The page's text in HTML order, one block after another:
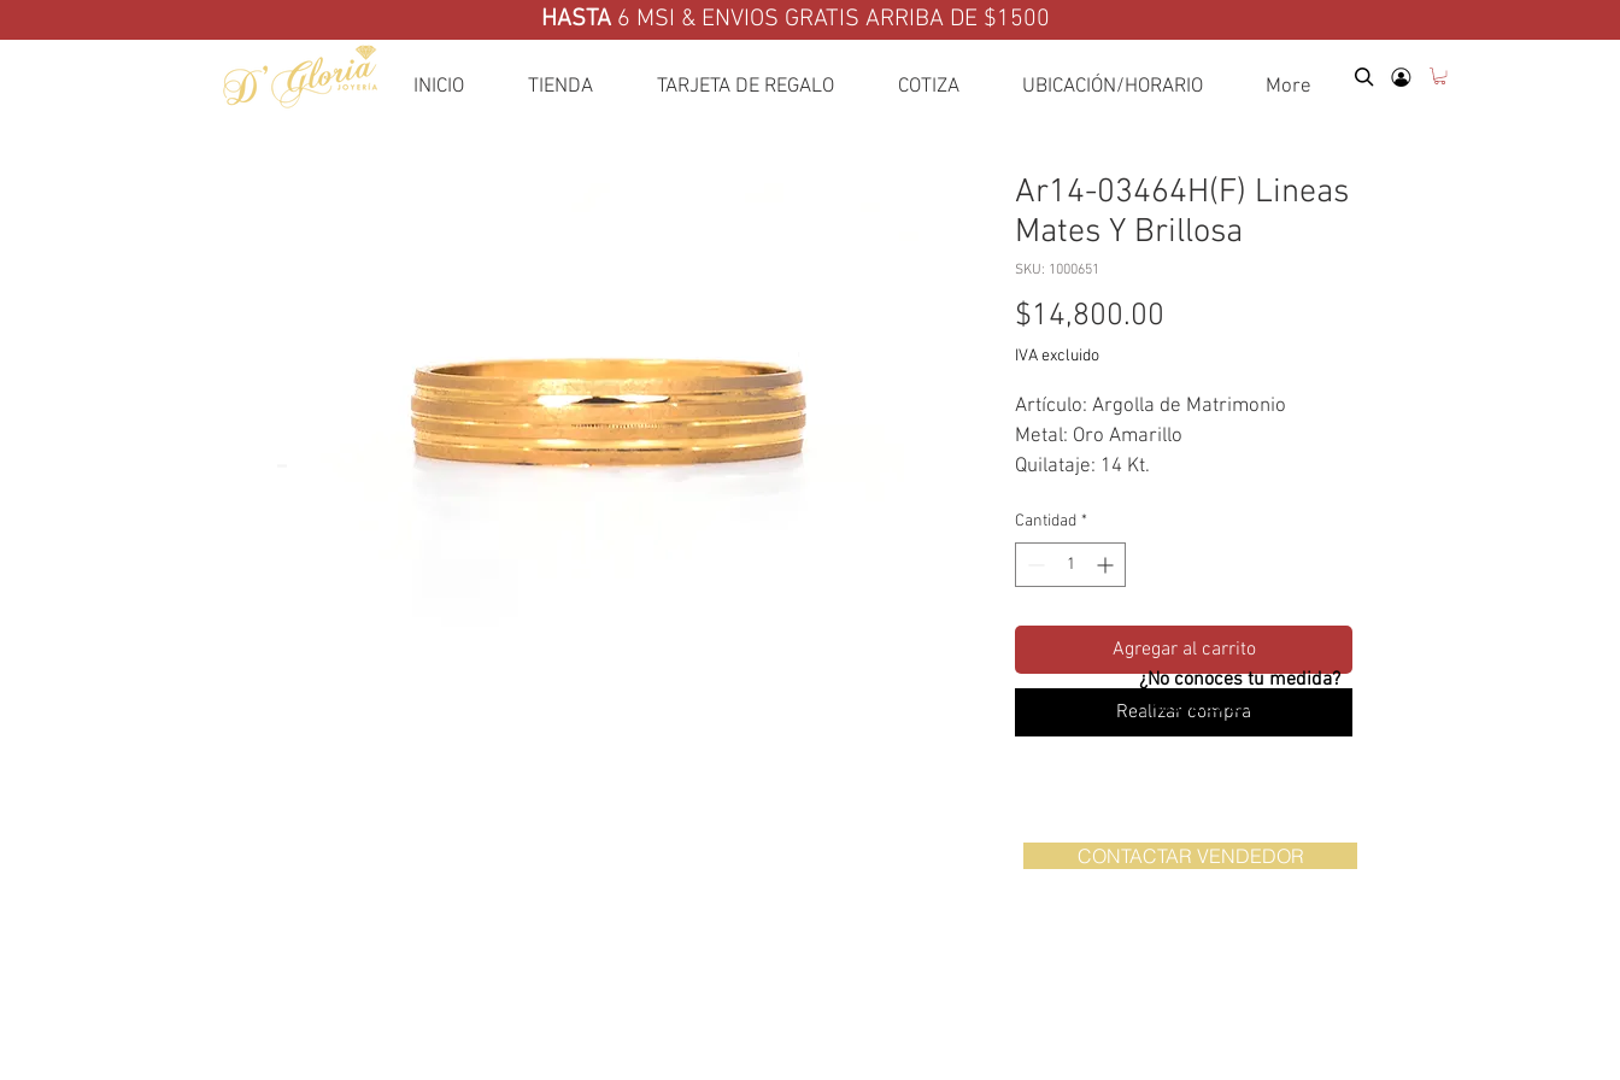
HASTA 6 MSI & ENVIOS GRATIS ARRIBA DE $1500
INICIO TIENDA TARJETA DE REGALO COTIZA UBICACIÓN/HORARIO More
Ar14-03464H(F) Lineas
Mates Y Brillosa
SKU: 1000651
$14,800.00
IVA excluido
Artículo: Argolla de Matrimonio
Metal: Oro Amarillo
Quilataje: 14 Kt.
Cantidad *
Agregar al carrito
Realizar compra
¿No conoces tu medida?
¡Nosotros te apoyamos!
CONTACTAR VENDEDOR